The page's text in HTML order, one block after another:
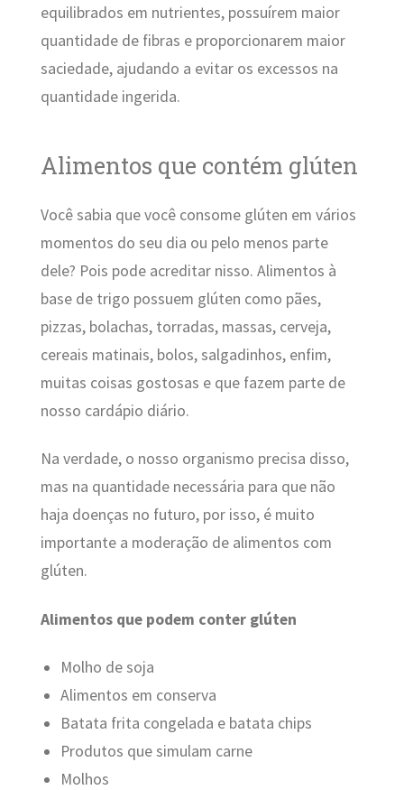
equilibrados em nutrientes, possuírem maior
quantidade de fibras e proporcionarem maior
saciedade, ajudando a evitar os excessos na
quantidade ingerida.
Alimentos que contém glúten
Você sabia que você consome glúten em vários
momentos do seu dia ou pelo menos parte
dele? Pois pode acreditar nisso. Alimentos à
base de trigo possuem glúten como pães,
pizzas, bolachas, torradas, massas, cerveja,
cereais matinais, bolos, salgadinhos, enfim,
muitas coisas gostosas e que fazem parte de
nosso cardápio diário.
Na verdade, o nosso organismo precisa disso,
mas na quantidade necessária para que não
haja doenças no futuro, por isso, é muito
importante a moderação de alimentos com
glúten.
Alimentos que podem conter glúten
Molho de soja
Alimentos em conserva
Batata frita congelada e batata chips
Produtos que simulam carne
Molhos